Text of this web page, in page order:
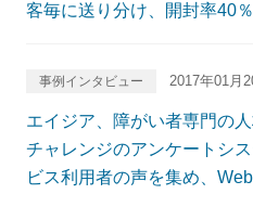
客毎に送り分け、開封率40
事例インタビュー 2017年01月
エイジア、障がい者専門の
チャレンジのアンケートシ
ビス利用者の声を集め、